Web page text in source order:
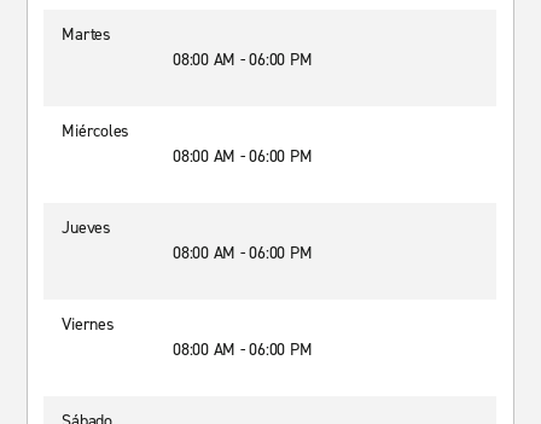
Martes
08:00 AM - 06:00 PM
Miércoles
08:00 AM - 06:00 PM
Jueves
08:00 AM - 06:00 PM
Viernes
08:00 AM - 06:00 PM